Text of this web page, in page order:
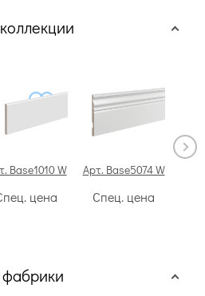
Base1010 W
цена
Арт. Base5074 W
Спец. цена